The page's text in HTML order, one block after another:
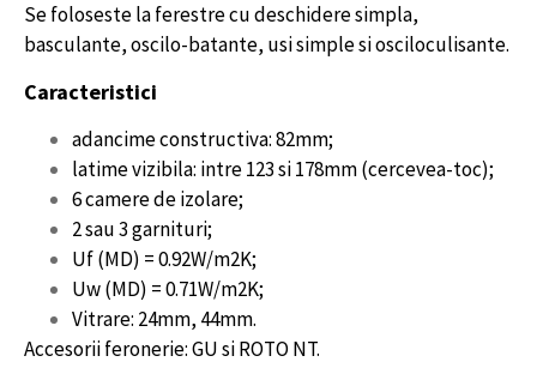
Se foloseste la ferestre cu deschidere simpla,
basculante, oscilo-batante, usi simple si osciloculisante.
Caracteristici
adancime constructiva: 82mm;
latime vizibila: intre 123 si 178mm (cercevea-toc);
6 camere de izolare;
2 sau 3 garnituri;
Uf (MD) = 0.92W/m2K;
Uw (MD) = 0.71W/m2K;
Vitrare: 24mm, 44mm.
Accesorii feronerie: GU si ROTO NT.